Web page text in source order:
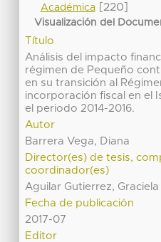
Académica[220]
Visualización del
Título
Análisis del impacto
régimen de Pequeño
en su transición al
incorporación fiscal en el
el periodo 2014-2016.
Autor
Barrera Vega, Diana
Director(es) de tesis,
coordinador(es)
Aguilar Gutierrez, Graciela
Fecha de publicación
2017-07
Editor